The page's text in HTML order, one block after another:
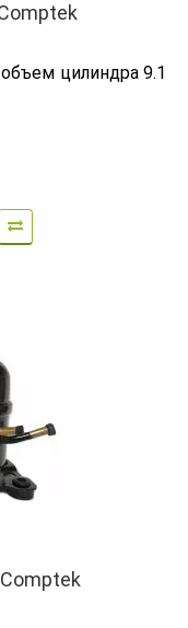
объем цилиндра 9.1